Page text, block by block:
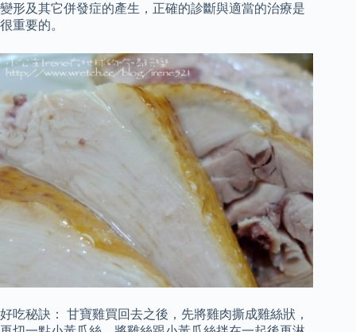
變形及其它併發症的產生，正確的診斷與適當的治療是
很重要的。
好吃秘訣： 甘寶雞買回去之後，先將雞肉撕成雞絲狀，